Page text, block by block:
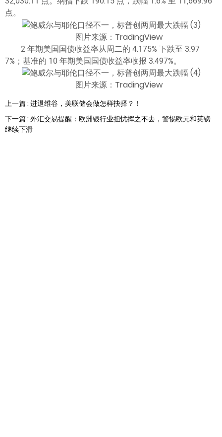
点。
图片来源：TradingView
2 年期美国国债收益率从周二的 4.175% 下跌至 3.97
7%；基准的 10 年期美国国债收益率收报 3.497%。
图片来源：TradingView
上一篇 : 进退维谷，美联储会做怎样抉择？！
下一篇 : 外汇交易提醒：欧洲银行业担忧挥之不去，警惕欧元和英镑
继续下滑